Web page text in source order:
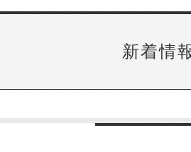
新着情